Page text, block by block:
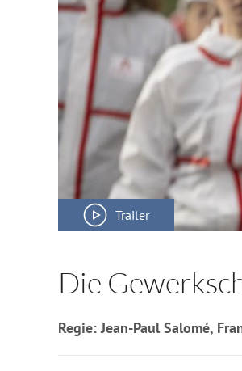
Trailer
Die
Regie: Jean-Paul Salomé,